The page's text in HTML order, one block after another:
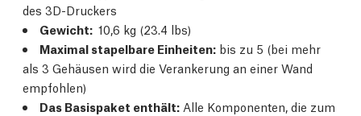
des 3D-Druckers
Gewicht: 10,6 kg (23.4 lbs)
Maximal stapelbare Einheiten: bis zu 5 (bei mehr
als 3 Gehäusen wird die Verankerung an einer Wand
empfohlen)
Das Basispaket enthält: Alle Komponenten, die zum